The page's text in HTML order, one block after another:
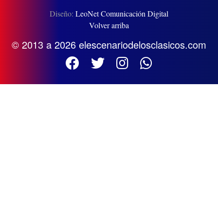
Diseño: LeoNet Comunicación Digital
Volver arriba
© 2013 a 2026 elescenariodelosclasicos.com